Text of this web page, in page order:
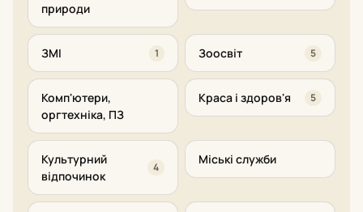
природи
ЗМІ 1 Зоосвіт 5
Комп'ютери,
оргтехніка, ПЗ
Краса і здоров'я 5
Культурний
відпочинок
4
Міські служби